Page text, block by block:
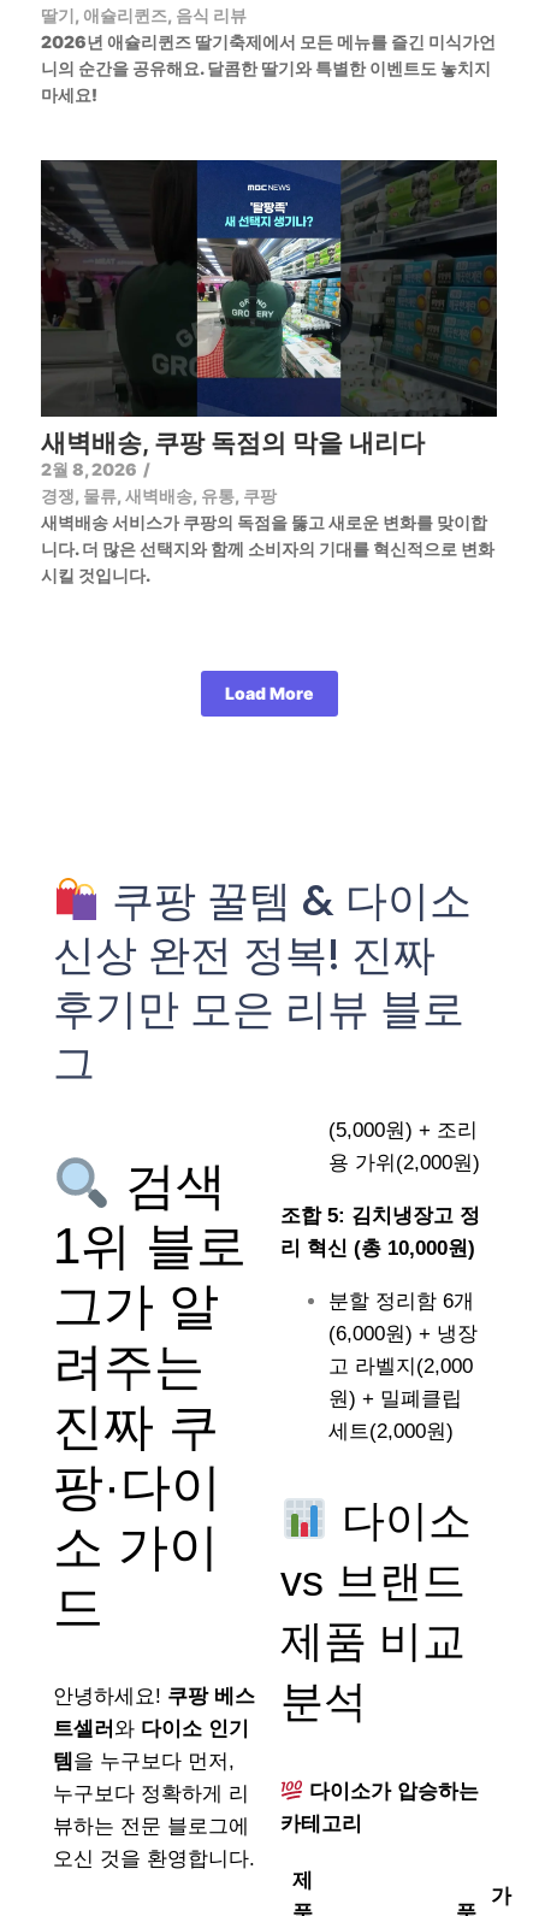
딸기, 애슐리퀸즈, 음식 리뷰
2026년 애슐리퀸즈 딸기축제에서 모든 메뉴를 즐긴 미식가언
니의 순간을 공유해요. 달콤한 딸기와 특별한 이벤트도 놓치지
마세요!
새벽배송, 쿠팡 독점의 막을 내리다
2월 8, 2026 /
경쟁, 물류, 새벽배송, 유통, 쿠팡
새벽배송 서비스가 쿠팡의 독점을 뚫고 새로운 변화를 맞이합
니다. 더 많은 선택지와 함께 소비자의 기대를 혁신적으로 변화
시킬 것입니다.
Load More
쿠팡 꿀템 & 다이소
신상 완전 정복! 진짜
후기만 모은 리뷰 블로
그
검색
1위 블로
그가 알
려주는
진짜 쿠
팡·다이
소 가이
드
안녕하세요! 쿠팡 베스
트셀러 와 다이소 인기
템 을 누구보다 먼저,
누구보다 정확하게 리
뷰하는 전문 블로그에
오신 것을 환영합니다.
(5,000원) + 조리
용 가위(2,000원)
조합 5: 김치냉장고 정
리 혁신 (총 10,000원)
분할 정리함 6개
(6,000원) + 냉장
고 라벨지(2,000
원) + 밀폐클립
세트(2,000원)
다이소
vs 브랜드
제품 비교
분석
다이소가 압승하는
카테고리
제
가